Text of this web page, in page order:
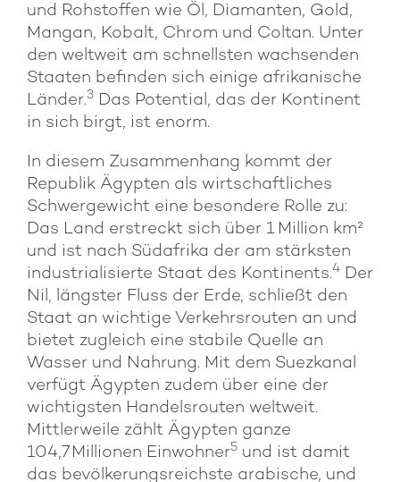
und Rohstoffen wie Öl, Diamanten, Gold,
Mangan, Kobalt, Chrom und Coltan. Unter
den weltweit am schnellsten wachsenden
Staaten befinden sich einige afrikanische
Länder.3 Das Potential, das der Kontinent
in sich birgt, ist enorm.
In diesem Zusammenhang kommt der
Republik Ägypten als wirtschaftliches
Schwergewicht eine besondere Rolle zu:
Das Land erstreckt sich über 1 Million km²
und ist nach Südafrika der am stärksten
industrialisierte Staat des Kontinents.4 Der
Nil, längster Fluss der Erde, schließt den
Staat an wichtige Verkehrsrouten an und
bietet zugleich eine stabile Quelle an
Wasser und Nahrung. Mit dem Suezkanal
verfügt Ägypten zudem über eine der
wichtigsten Handelsrouten weltweit.
Mittlerweile zählt Ägypten ganze
104,7 Millionen Einwohner5 und ist damit
das bevölkerungsreichste arabische, und